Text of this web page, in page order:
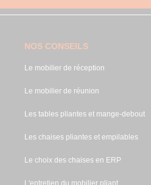
NOS CONSEILS
Le mobilier de réception
Le mobilier de réunion
Les tables pliantes et mange-debout
Les chaises pliantes et empilables
Le choix des chaises en ERP
L'entretien du mobilier pliant